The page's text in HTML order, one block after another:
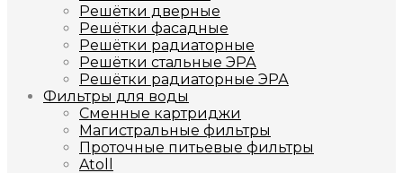
Решётки дверные
Решётки фасадные
Решётки радиаторные
Решётки стальные ЭРА
Решётки радиаторные ЭРА
Фильтры для воды
Сменные картриджи
Магистральные фильтры
Проточные питьевые фильтры
Atoll